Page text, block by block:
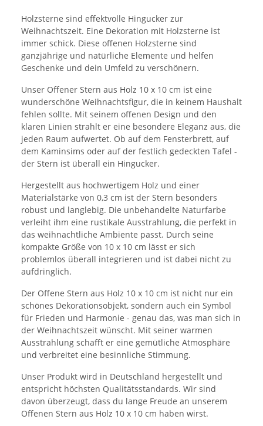
Holzsterne sind effektvolle Hingucker zur
Weihnachtszeit. Eine Dekoration mit Holzsterne ist
immer schick. Diese offenen Holzsterne sind
ganzjährige und natürliche Elemente und helfen
Geschenke und dein Umfeld zu verschönern.
Unser Offener Stern aus Holz 10 x 10 cm ist eine
wunderschöne Weihnachtsfigur, die in keinem Haushalt
fehlen sollte. Mit seinem offenen Design und den
klaren Linien strahlt er eine besondere Eleganz aus, die
jeden Raum aufwertet. Ob auf dem Fensterbrett, auf
dem Kaminsims oder auf der festlich gedeckten Tafel -
der Stern ist überall ein Hingucker.
Hergestellt aus hochwertigem Holz und einer
Materialstärke von 0,3 cm ist der Stern besonders
robust und langlebig. Die unbehandelte Naturfarbe
verleiht ihm eine rustikale Ausstrahlung, die perfekt in
das weihnachtliche Ambiente passt. Durch seine
kompakte Größe von 10 x 10 cm lässt er sich
problemlos überall integrieren und ist dabei nicht zu
aufdringlich.
Der Offene Stern aus Holz 10 x 10 cm ist nicht nur ein
schönes Dekorationsobjekt, sondern auch ein Symbol
für Frieden und Harmonie - genau das, was man sich in
der Weihnachtszeit wünscht. Mit seiner warmen
Ausstrahlung schafft er eine gemütliche Atmosphäre
und verbreitet eine besinnliche Stimmung.
Unser Produkt wird in Deutschland hergestellt und
entspricht höchsten Qualitätsstandards. Wir sind
davon überzeugt, dass du lange Freude an unserem
Offenen Stern aus Holz 10 x 10 cm haben wirst.